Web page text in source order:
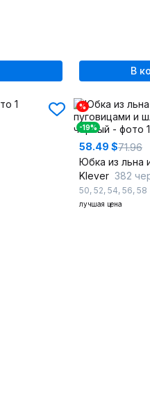
В
%
-19%
58.49 $71.96
Klever 382
50, 52, 54, 56, 58
лучшая цена